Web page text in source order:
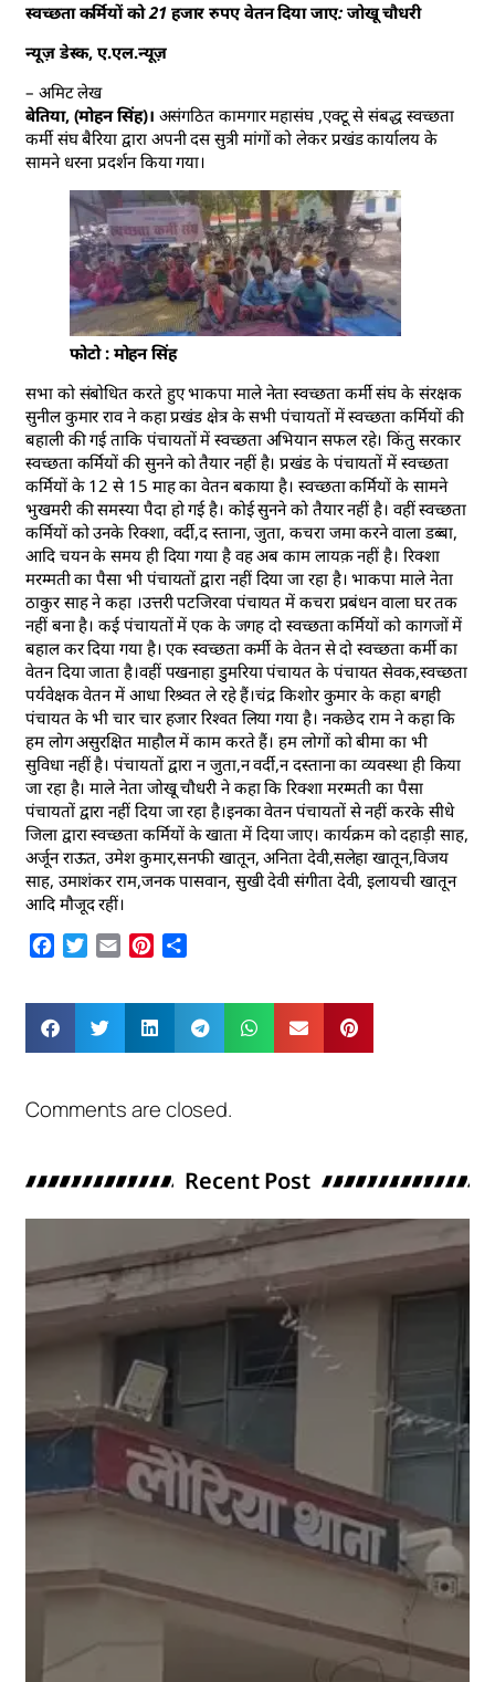
स्वच्छता कर्मियों को 21 हजार रुपए वेतन दिया जाए: जोखू चौधरी
न्यूज़ डेस्क, ए.एल.न्यूज़
– अमिट लेख
बेतिया, (मोहन सिंह)। असंगठित कामगार महासंघ ,एक्टू से संबद्ध स्वच्छता
कर्मी संघ बैरिया द्वारा अपनी दस सुत्री मांगों को लेकर प्रखंड कार्यालय के
सामने धरना प्रदर्शन किया गया।
फोटो : मोहन सिंह
सभा को संबोधित करते हुए भाकपा माले नेता स्वच्छता कर्मी संघ के संरक्षक
सुनील कुमार राव ने कहा प्रखंड क्षेत्र के सभी पंचायतों में स्वच्छता कर्मियों की
बहाली की गई ताकि पंचायतों में स्वच्छता अभियान सफल रहे। किंतु सरकार
स्वच्छता कर्मियों की सुनने को तैयार नहीं है। प्रखंड के पंचायतों में स्वच्छता
कर्मियों के 12 से 15 माह का वेतन बकाया है। स्वच्छता कर्मियों के सामने
भुखमरी की समस्या पैदा हो गई है। कोई सुनने को तैयार नहीं है। वहीं स्वच्छता
कर्मियों को उनके रिक्शा, वर्दी,द स्ताना, जुता, कचरा जमा करने वाला डब्बा,
आदि चयन के समय ही दिया गया है वह अब काम लायक़ नहीं है। रिक्शा
मरम्मती का पैसा भी पंचायतों द्वारा नहीं दिया जा रहा है। भाकपा माले नेता
ठाकुर साह ने कहा ।उत्तरी पटजिरवा पंचायत में कचरा प्रबंधन वाला घर तक
नहीं बना है। कई पंचायतों में एक के जगह दो स्वच्छता कर्मियों को कागजों में
बहाल कर दिया गया है। एक स्वच्छता कर्मी के वेतन से दो स्वच्छता कर्मी का
वेतन दिया जाता है।वहीं पखनाहा डुमरिया पंचायत के पंचायत सेवक,स्वच्छता
पर्यवेक्षक वेतन में आधा रिश्र्वत ले रहे हैं।चंद्र किशोर कुमार के कहा बगही
पंचायत के भी चार चार हजार रिश्वत लिया गया है। नकछेद राम ने कहा कि
हम लोग असुरक्षित माहौल में काम करते हैं। हम लोगों को बीमा का भी
सुविधा नहीं है। पंचायतों द्वारा न जुता,न वर्दी,न दस्ताना का व्यवस्था ही किया
जा रहा है। माले नेता जोखू चौधरी ने कहा कि रिक्शा मरम्मती का पैसा
पंचायतों द्वारा नहीं दिया जा रहा है।इनका वेतन पंचायतों से नहीं करके सीधे
जिला द्वारा स्वच्छता कर्मियों के खाता में दिया जाए। कार्यक्रम को दहाड़ी साह,
अर्जून राऊत, उमेश कुमार,सनफी खातून, अनिता देवी,सलेहा खातून,विजय
साह, उमाशंकर राम,जनक पासवान, सुखी देवी संगीता देवी, इलायची खातून
आदि मौजूद रहीं।
Facebook
Twitter
Email Pinterest
Comments are closed.
Recent Post